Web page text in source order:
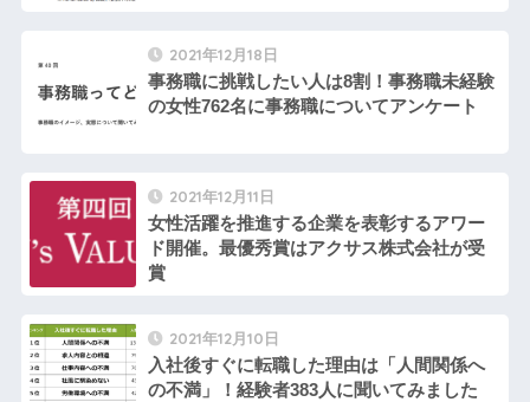
2021年12月18日
事務職に挑戦したい人は8割！事務職未経験
の女性762名に事務職についてアンケート
2021年12月11日
女性活躍を推進する企業を表彰するアワー
ド開催。最優秀賞はアクサス株式会社が受
賞
2021年12月10日
入社後すぐに転職した理由は「人間関係へ
の不満」！経験者383人に聞いてみました